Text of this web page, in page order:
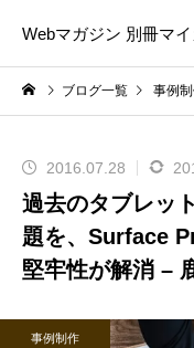
Webマガジン 別冊マイ
ブログ一覧 事例
2016.07.28
過去のタブレッ
題を、Surface
堅牢性が解消 –
事例制作